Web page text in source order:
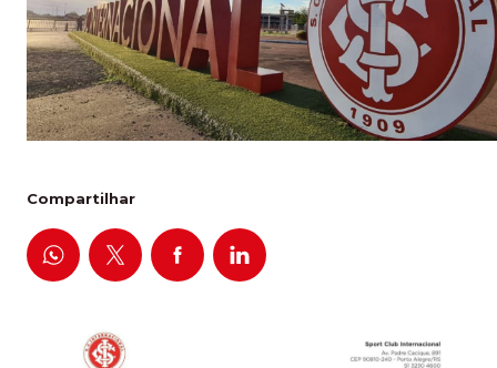
Compartilhar